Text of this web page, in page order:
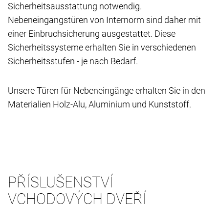
Sicherheitsausstattung notwendig.
Nebeneingangstüren von Internorm sind daher mit
einer Einbruchsicherung ausgestattet. Diese
Sicherheitssysteme erhalten Sie in verschiedenen
Sicherheitsstufen - je nach Bedarf.
Unsere Türen für Nebeneingänge erhalten Sie in den
Materialien Holz-Alu, Aluminium und Kunststoff.
PŘÍSLUŠENSTVÍ
VCHODOVÝCH DVEŘÍ